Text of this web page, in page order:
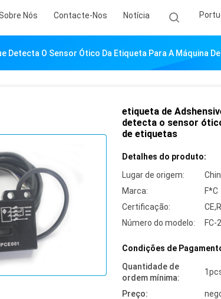
Nós Contacte-Nos Notícia
Detecta O Sensor Ótico Da Etiqueta Para A Máquina
etiqueta de
detecta o sensor
de etiquetas
Detalhes do produto:
Lugar de origem:
Marca:
F*C
Certificação:
Número do modelo:
FC-
Condições de
Quantidade de
ordem mínima:
Preço: